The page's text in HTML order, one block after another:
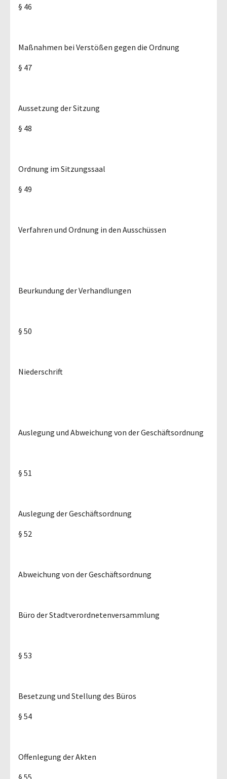
§ 46
Maßnahmen bei Verstößen gegen die Ordnung
§ 47
Aussetzung der Sitzung
§ 48
Ordnung im Sitzungssaal
§ 49
Verfahren und Ordnung in den Ausschüssen
Beurkundung der Verhandlungen
§ 50
Niederschrift
Auslegung und Abweichung von der Geschäftsordnung
§ 51
Auslegung der Geschäftsordnung
§ 52
Abweichung von der Geschäftsordnung
Büro der Stadtverordnetenversammlung
§ 53
Besetzung und Stellung des Büros
§ 54
Offenlegung der Akten
§ 55